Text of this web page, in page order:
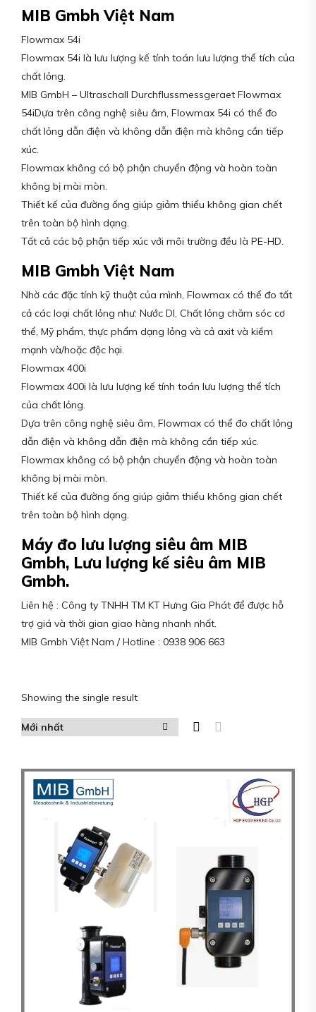
MIB Gmbh Việt Nam
Flowmax 54i
Flowmax 54i là lưu lượng kế tính toán lưu lượng thể tích của
chất lỏng.
MIB GmbH – Ultraschall Durchflussmessgeraet Flowmax
54iDựa trên công nghệ siêu âm, Flowmax 54i có thể đo
chất lỏng dẫn điện và không dẫn điện mà không cần tiếp
xúc.
Flowmax không có bộ phận chuyển động và hoàn toàn
không bị mài mòn.
Thiết kế của đường ống giúp giảm thiểu không gian chết
trên toàn bộ hình dạng.
Tất cả các bộ phận tiếp xúc với môi trường đều là PE-HD.
MIB Gmbh Việt Nam
Nhờ các đặc tính kỹ thuật của mình, Flowmax có thể đo tất
cả các loại chất lỏng như: Nước DI, Chất lỏng chăm sóc cơ
thể, Mỹ phẩm, thực phẩm dạng lỏng và cả axit và kiềm
mạnh và/hoặc độc hại.
Flowmax 400i
Flowmax 400i là lưu lượng kế tính toán lưu lượng thể tích
của chất lỏng.
Dựa trên công nghệ siêu âm, Flowmax có thể đo chất lỏng
dẫn điện và không dẫn điện mà không cần tiếp xúc.
Flowmax không có bộ phận chuyển động và hoàn toàn
không bị mài mòn.
Thiết kế của đường ống giúp giảm thiểu không gian chết
trên toàn bộ hình dạng.
Máy đo lưu lượng siêu âm MIB
Gmbh, Lưu lượng kế siêu âm MIB
Gmbh.
Liên hệ : Công ty TNHH TM KT Hưng Gia Phát để được hỗ
trợ giá và thời gian giao hàng nhanh nhất.
MIB Gmbh Việt Nam / Hotline : 0938 906 663
Showing the single result